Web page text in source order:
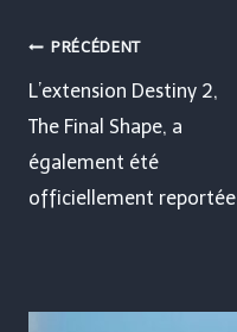
Navigation
de
l’article
PRÉCÉDENT
L’extension Destiny 2,
The Final Shape, a
également été
officiellement reportée